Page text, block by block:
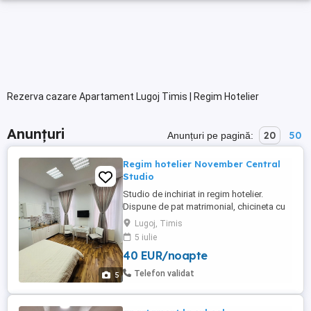
Rezerva cazare Apartament Lugoj Timis | Regim Hotelier
Anunțuri Anunțuri pe pagină: 20 50
5
Regim hotelier November Central
Studio
Studio de inchiriat in regim hotelier.
Dispune de pat matrimonial, chicineta cu
frigider, plita, fierbator apa, espressor,baie
cu cada, prosoape etc Zona centrala, str.
A.Mocioni nr.27, parcare publica in fata
proprietatii. 210 lei noapte, plata la
proprietate.
Lugoj, Timis
5 iulie
40 EUR/noapte
Telefon validat